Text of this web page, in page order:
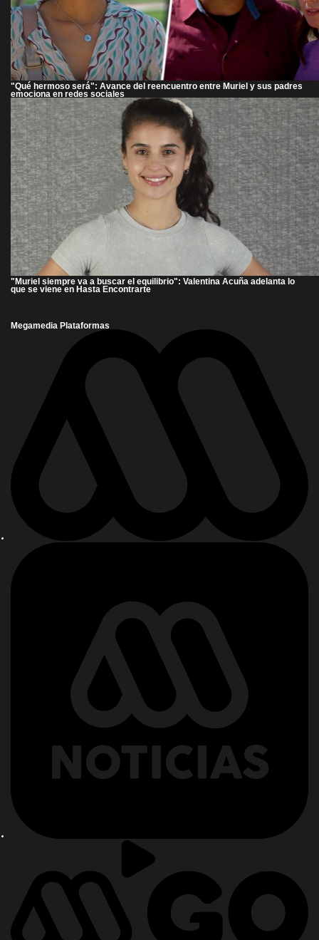
"Qué hermoso será": Avance del reencuentro entre Muriel y sus padres
emociona en redes sociales
"Muriel siempre va a buscar el equilibrio": Valentina Acuña adelanta lo
que se viene en Hasta Encontrarte
Megamedia Plataformas